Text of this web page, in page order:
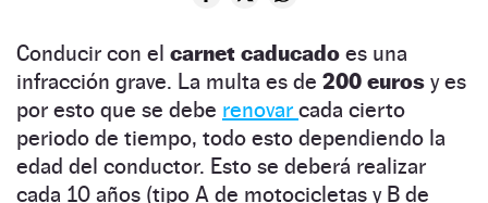
Conducir con el carnet caducado es una
infracción grave. La multa es de 200 euros y es
por esto que se debe renovar cada cierto
periodo de tiempo, todo esto dependiendo la
edad del conductor. Esto se deberá realizar
cada 10 años (tipo A de motocicletas y B de